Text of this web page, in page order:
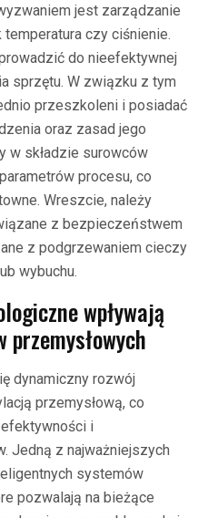
jest zarządzanie
czy ciśnienie.
do nieefektywnej
sprzętu. W związku z tym
przeszkoleni i posiadać
oraz zasad jego
w składzie surowców
procesu, co
Wreszcie, należy
z bezpieczeństwem
z podgrzewaniem cieczy
wybuchu.
wpływają
dynamiczny rozwój
przemysłową, co
i
Jedną z najważniejszych
systemów
pozwalają na bieżące